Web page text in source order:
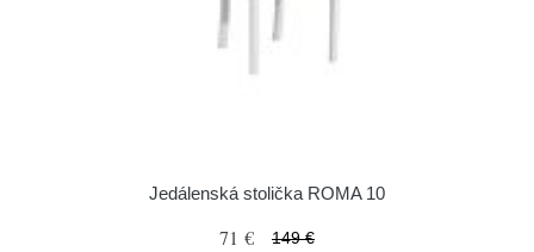
Jedálenská stolička ROMA 10
71 € 149 €